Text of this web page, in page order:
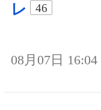
レ
46
08月07日 16:04